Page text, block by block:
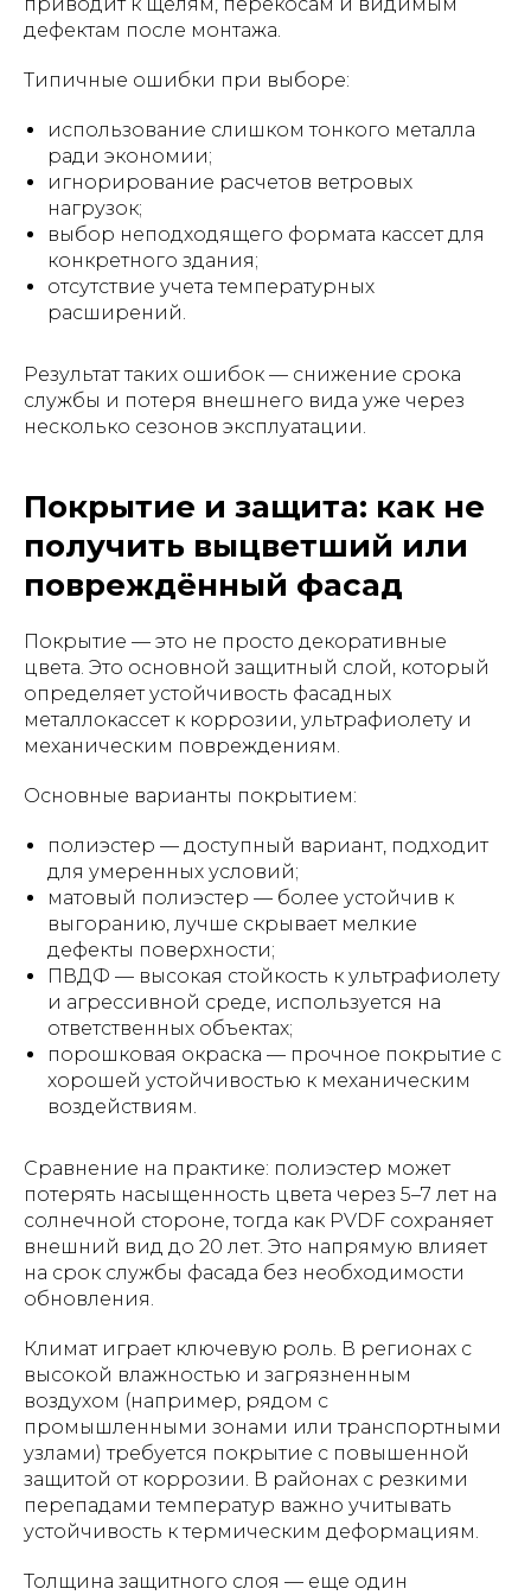
дефектам после монтажа.
Типичные ошибки при выборе:
использование слишком тонкого металла
ради экономии;
игнорирование расчетов ветровых
нагрузок;
выбор неподходящего формата кассет для
конкретного здания;
отсутствие учета температурных
расширений.
Результат таких ошибок — снижение срока
службы и потеря внешнего вида уже через
несколько сезонов эксплуатации.
Покрытие и защита: как не
получить выцветший или
повреждённый фасад
Покрытие — это не просто декоративные
цвета. Это основной защитный слой, который
определяет устойчивость фасадных
металлокассет к коррозии, ультрафиолету и
механическим повреждениям.
Основные варианты покрытием:
полиэстер — доступный вариант, подходит
для умеренных условий;
матовый полиэстер — более устойчив к
выгоранию, лучше скрывает мелкие
дефекты поверхности;
ПВДФ — высокая стойкость к ультрафиолету
и агрессивной среде, используется на
ответственных объектах;
порошковая окраска — прочное покрытие с
хорошей устойчивостью к механическим
воздействиям.
Сравнение на практике: полиэстер может
потерять насыщенность цвета через 5–7 лет на
солнечной стороне, тогда как PVDF сохраняет
внешний вид до 20 лет. Это напрямую влияет
на срок службы фасада без необходимости
обновления.
Климат играет ключевую роль. В регионах с
высокой влажностью и загрязненным
воздухом (например, рядом с
промышленными зонами или транспортными
узлами) требуется покрытие с повышенной
защитой от коррозии. В районах с резкими
перепадами температур важно учитывать
устойчивость к термическим деформациям.
Толщина защитного слоя — еще один